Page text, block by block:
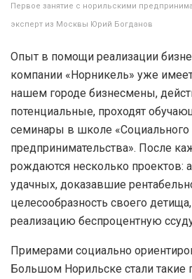
Первое занятие с норильскими
эксперт из Москвы Юрий Богданов
Опыт в помощи реализации
компании «Норникель» уже
нашем городе бизнесмены,
потенциальные, проходят
семинары в школе «Социального
предпринимательства». После
рождаются несколько проектов:
удачных, доказавшие
целесообразность своего
реализацию беспроцентную
Примерами социально
Большом Норильске стали такие